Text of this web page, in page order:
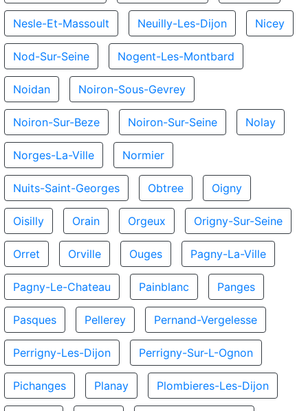
Nesle-Et-Massoult Neuilly-Les-Dijon Nicey
Nod-Sur-Seine Nogent-Les-Montbard
Noidan Noiron-Sous-Gevrey
Noiron-Sur-Beze Noiron-Sur-Seine Nolay
Norges-La-Ville Normier
Nuits-Saint-Georges Obtree Oigny
Oisilly Orain Orgeux Origny-Sur-Seine
Orret Orville Ouges Pagny-La-Ville
Pagny-Le-Chateau Painblanc Panges
Pasques Pellerey Pernand-Vergelesse
Perrigny-Les-Dijon Perrigny-Sur-L-Ognon
Pichanges Planay Plombieres-Les-Dijon